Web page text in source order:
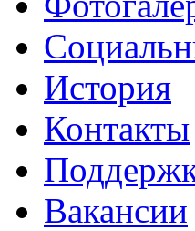
История
Контакты
Вакансии